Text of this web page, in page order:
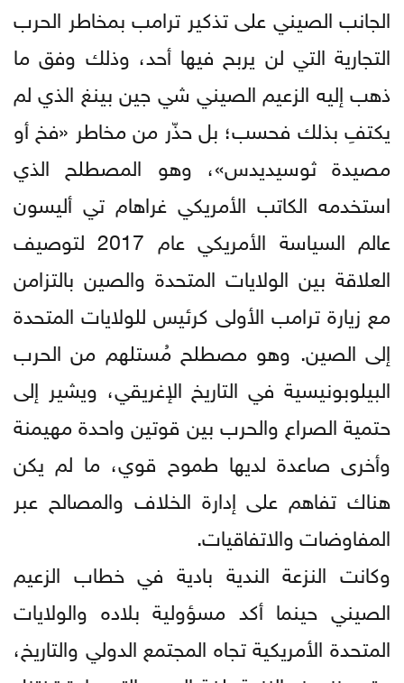
الجانب الصيني على تذكير ترامب بمخاطر الحرب
التجارية التي لن يربح فيها أحد، وذلك وفق ما
ذهب إليه الزعيم الصيني شي جين بينغ الذي لم
يكتفِ بذلك فحسب؛ بل حذّر من مخاطر «فخ أو
مصيدة ثوسيديدس»، وهو المصطلح الذي
استخدمه الكاتب الأمريكي غراهام تي أليسون
عالم السياسة الأمريكي عام 2017 لتوصيف
العلاقة بين الولايات المتحدة والصين بالتزامن
مع زيارة ترامب الأولى كرئيس للولايات المتحدة
إلى الصين. وهو مصطلح مُستلهم من الحرب
البيلوبونيسية في التاريخ الإغريقي، ويشير إلى
حتمية الصراع والحرب بين قوتين واحدة مهيمنة
وأخرى صاعدة لديها طموح قوي، ما لم يكن
هناك تفاهم على إدارة الخلاف والمصالح عبر
المفاوضات والاتفاقيات.
وكانت النزعة الندية بادية في خطاب الزعيم
الصيني حينما أكد مسؤولية بلاده والولايات
المتحدة الأمريكية تجاه المجتمع الدولي والتاريخ،